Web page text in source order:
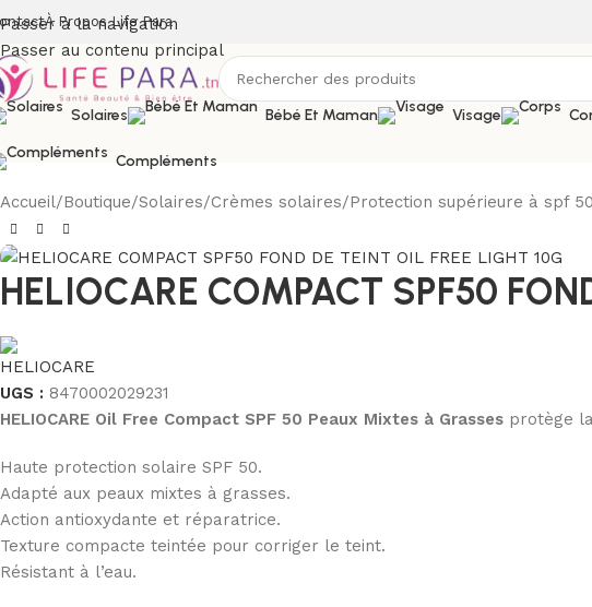
Passer à la navigation
Passer au contenu principal
À Propos Life Para
Solaires
Bébé Et Maman Visage
Compléments
Accueil/Boutique/Solaires/Crèmes solaires/Protection supérieure à spf
HELIOCARE COMPACT SPF50
UGS : 8470002029231
HELIOCARE Oil Free Compact SPF 50 Peaux Mixtes à Grasses protège
Haute protection solaire SPF 50.
Adapté aux peaux mixtes à grasses.
Action antioxydante et réparatrice.
Texture compacte teintée pour corriger le teint.
Résistant à l’eau.